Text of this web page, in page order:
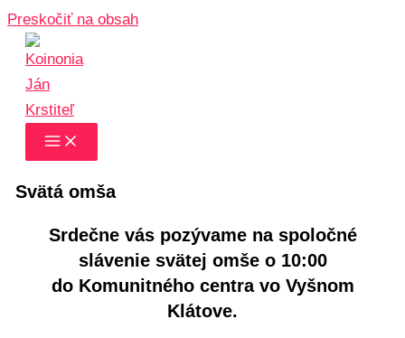
Preskočiť na obsah
Svätá omša
Srdečne vás pozývame na spoločné
slávenie svätej omše o 10:00
do Komunitného centra vo Vyšnom
Klátove.